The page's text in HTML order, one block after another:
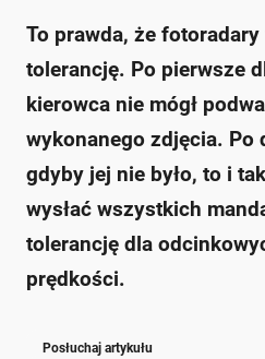
To prawda, że fotoradary
tolerancję. Po pierwsze
kierowca nie mógł
wykonanego zdjęcia. Po
gdyby jej nie było, to i
wysłać wszystkich
tolerancję dla
prędkości.
Posłuchaj artykułu